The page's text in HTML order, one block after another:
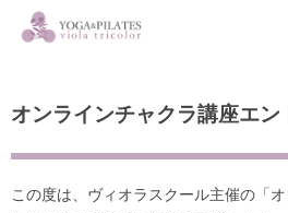
オンラインチャクラ講座エン
この度は、ヴィオラスクール主催の「